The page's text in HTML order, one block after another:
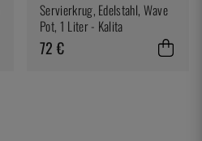
Servierkrug, Edelstahl, Wave
Pot, 1 Liter - Kalita
72 €